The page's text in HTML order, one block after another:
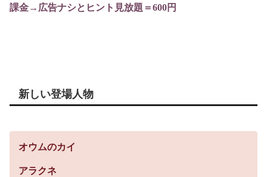
課金→広告ナシとヒント見放題＝600円
新しい登場人物
オウムのカイ
アラクネ